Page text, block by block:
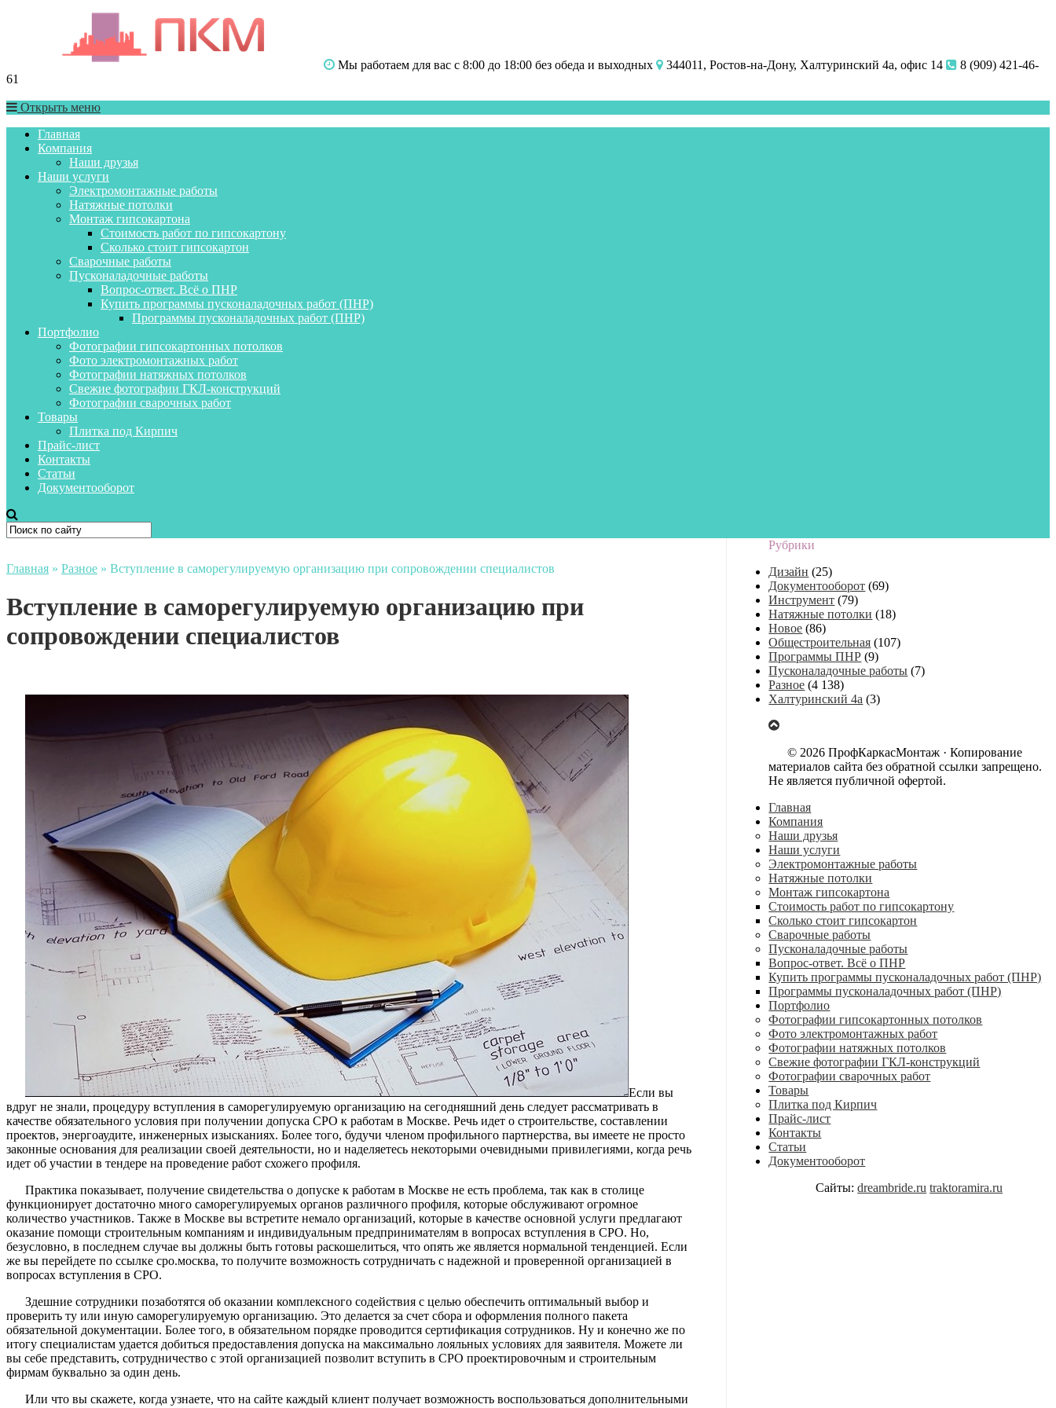
Мы работаем для вас с 8:00 до 18:00 без обеда и выходных 344011, Ростов-на-Дону, Халтуринский 4а, офис 14
8 (909) 421-46-
61
Открыть меню
Главная
Компания
Наши друзья
Наши услуги
Электромонтажные работы
Натяжные потолки
Монтаж гипсокартона
Стоимость работ по гипсокартону
Сколько стоит гипсокартон
Сварочные работы
Пусконаладочные работы
Вопрос-ответ. Всё о ПНР
Купить программы пусконаладочных работ (ПНР)
Программы пусконаладочных работ (ПНР)
Портфолио
Фотографии гипсокартонных потолков
Фото электромонтажных работ
Фотографии натяжных потолков
Свежие фотографии ГКЛ-конструкций
Фотографии сварочных работ
Товары
Плитка под Кирпич
Прайс-лист
Контакты
Статьи
Документооборот
Главная » Разное » Вступление в саморегулируемую организацию при сопровождении специалистов
Вступление в саморегулируемую организацию при
сопровождении специалистов
Если вы
вдруг не знали, процедуру вступления в саморегулируемую организацию на сегодняшний день следует рассматривать в
качестве обязательного условия при получении допуска СРО к работам в Москве. Речь идет о строительстве, составлении
проектов, энергоаудите, инженерных изысканиях. Более того, будучи членом профильного партнерства, вы имеете не просто
законные основания для реализации своей деятельности, но и наделяетесь некоторыми очевидными привилегиями, когда речь
идет об участии в тендере на проведение работ схожего профиля.
Практика показывает, получение свидетельства о допуске к работам в Москве не есть проблема, так как в столице
функционирует достаточно много саморегулируемых органов различного профиля, которые обслуживают огромное
количество участников. Также в Москве вы встретите немало организаций, которые в качестве основной услуги предлагают
оказание помощи строительным компаниям и индивидуальным предпринимателям в вопросах вступления в СРО. Но,
безусловно, в последнем случае вы должны быть готовы раскошелиться, что опять же является нормальной тенденцией. Если
же вы перейдете по ссылке сро.москва, то получите возможность сотрудничать с надежной и проверенной организацией в
вопросах вступления в СРО.
Здешние сотрудники позаботятся об оказании комплексного содействия с целью обеспечить оптимальный выбор и
проверить ту или иную саморегулируемую организацию. Это делается за счет сбора и оформления полного пакета
обязательной документации. Более того, в обязательном порядке проводится сертификация сотрудников. Ну и конечно же по
итогу специалистам удается добиться предоставления допуска на максимально лояльных условиях для заявителя. Можете ли
вы себе представить, сотрудничество с этой организацией позволит вступить в СРО проектировочным и строительным
фирмам буквально за один день.
Или что вы скажете, когда узнаете, что на сайте каждый клиент получает возможность воспользоваться дополнительными
Рубрики
Дизайн (25)
Документооборот (69)
Инструмент (79)
Натяжные потолки (18)
Новое (86)
Общестроительная (107)
Программы ПНР (9)
Пусконаладочные работы (7)
Разное (4 138)
Халтуринский 4а (3)
© 2026 ПрофКаркасМонтаж · Копирование
материалов сайта без обратной ссылки запрещено.
Не является публичной офертой.
Главная
Компания
Наши друзья
Наши услуги
Электромонтажные работы
Натяжные потолки
Монтаж гипсокартона
Стоимость работ по гипсокартону
Сколько стоит гипсокартон
Сварочные работы
Пусконаладочные работы
Вопрос-ответ. Всё о ПНР
Купить программы пусконаладочных работ (ПНР)
Программы пусконаладочных работ (ПНР)
Портфолио
Фотографии гипсокартонных потолков
Фото электромонтажных работ
Фотографии натяжных потолков
Свежие фотографии ГКЛ-конструкций
Фотографии сварочных работ
Товары
Плитка под Кирпич
Прайс-лист
Контакты
Статьи
Документооборот
Сайты:dreambride.ru traktoramira.ru